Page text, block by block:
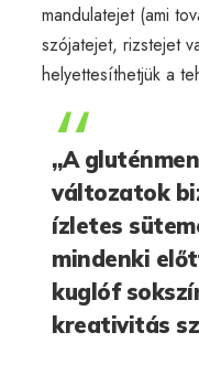
mandulatejet (ami
szójatejet, rizstejet
helyettesíthetjük a
„A
változatok
ízletes
mindenki
kuglóf
kreativitás